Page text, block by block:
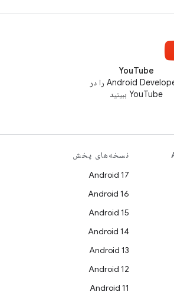
YouTube
Android Developers را در
YouTube ببینید
نسخه‌های پخش
Android 17
Android 16
Android 15
Android 14
Android 13
Android 12
Android 11